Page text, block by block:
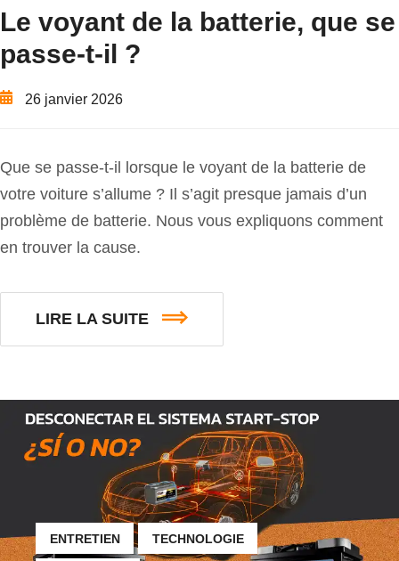
Le voyant de la batterie, que se
passe-t-il ?
26 janvier 2026
Que se passe-t-il lorsque le voyant de la batterie de
votre voiture s’allume ? Il s’agit presque jamais d’un
problème de batterie. Nous vous expliquons comment
en trouver la cause.
LIRE LA SUITE
ENTRETIEN TECHNOLOGIE